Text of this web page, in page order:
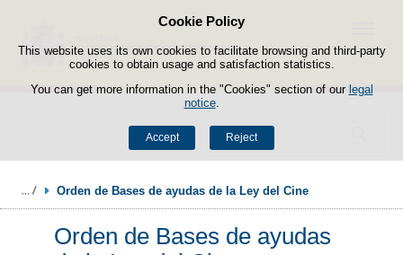
Cookie Policy
This website uses its own cookies to facilitate browsing and third-party
cookies to obtain usage and satisfaction statistics.
You can get more information in the "Cookies" section of our legal
notice.
Accept Reject
Skip to content
Search
Menu
Orden de Bases de ayudas de la Ley del Cine
Orden de Bases de ayudas